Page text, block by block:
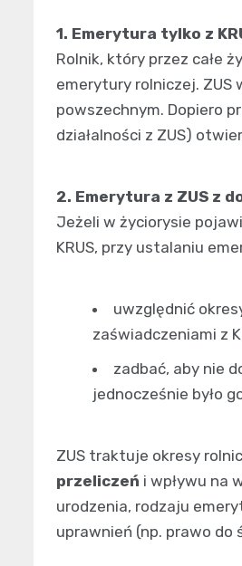
1. Emerytura tylko z
Rolnik, który przez całe
emerytury rolniczej. ZUS
powszechnym. Dopiero
działalności z ZUS)
2. Emerytura z ZUS z
Jeżeli w życiorysie
KRUS, przy ustalaniu
uwzględnić
zaświadczeniami z
zadbać, aby nie
jednocześnie było
ZUS traktuje okresy
przeliczeń i wpływu na
urodzenia, rodzaju
uprawnień (np. prawo do